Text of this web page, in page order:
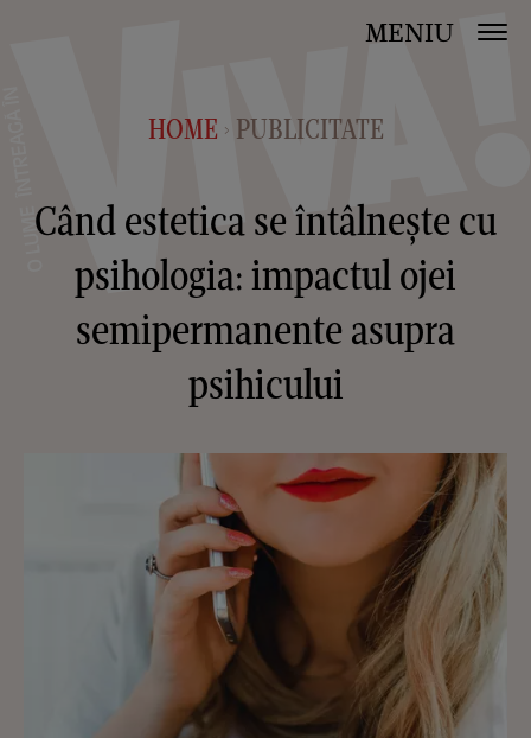
MENIU
HOME > PUBLICITATE
Când estetica se întâlnește cu
psihologia: impactul ojei
semipermanente asupra
psihicului